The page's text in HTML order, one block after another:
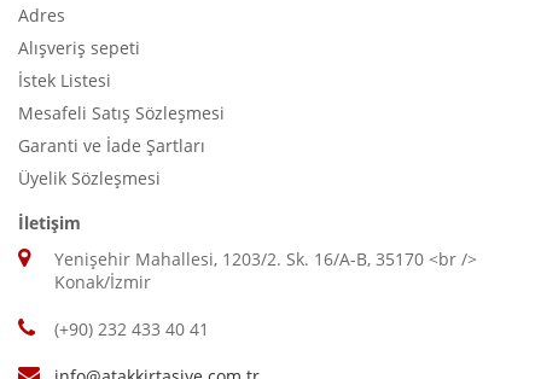
Adres
Alışveriş sepeti
İstek Listesi
Mesafeli Satış Sözleşmesi
Garanti ve İade Şartları
Üyelik Sözleşmesi
İletişim
Yenişehir Mahallesi, 1203/2. Sk. 16/A-B, 35170 <br />
Konak/İzmir
(+90) 232 433 40 41